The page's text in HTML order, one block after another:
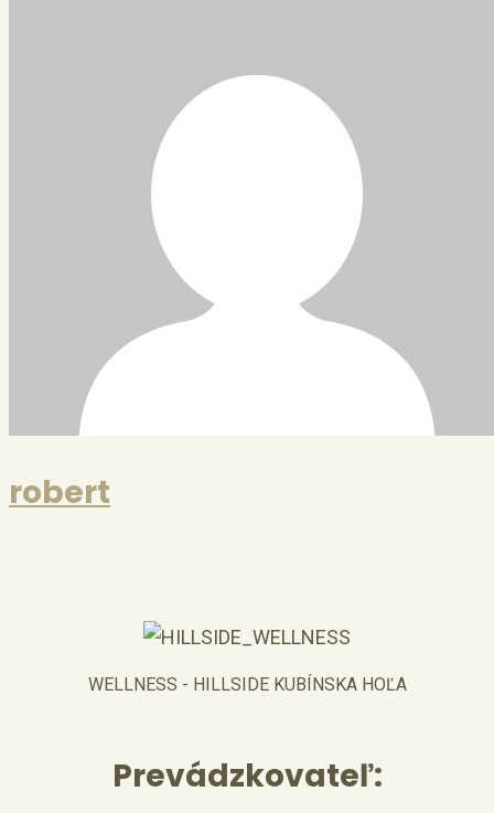
robert
WELLNESS - HILLSIDE KUBÍNSKA HOĽA
Prevádzkovateľ: